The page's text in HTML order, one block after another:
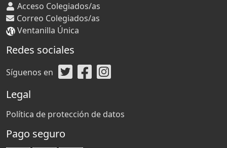
Acceso Colegiados/as
Correo Colegiados/as
Ventanilla Única
Redes sociales
Síguenos en
Legal
Política de protección de datos
Pago seguro